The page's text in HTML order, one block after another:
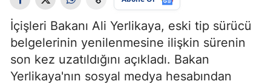
İçişleri Bakanı Ali Yerlikaya, eski tip sürücü
belgelerinin yenilenmesine ilişkin sürenin
son kez uzatıldığını açıkladı. Bakan
Yerlikaya'nın sosyal medya hesabından